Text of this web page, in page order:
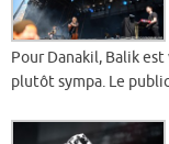
Pour Danakil, Balik
plutôt sympa. Le